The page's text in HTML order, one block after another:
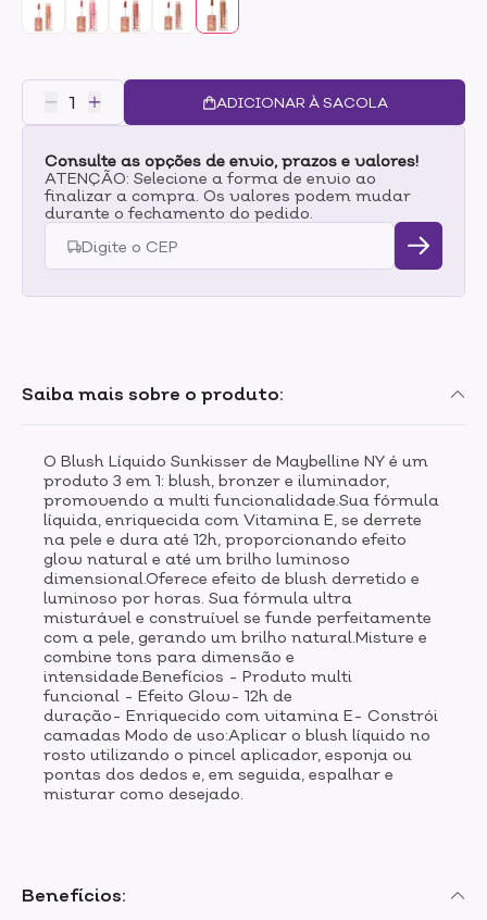
e dura até 12h, proporcionando efeito glow natural
e até um brilho luminoso dimensional.Oferece efeito de
ultra misturável e construível se funde perfeitamente
com a pele, gerando um brilho natural.Misture e
combine tons para dimensão e
Efeito Glow- 12h de duração- Enriquecido com
vitamina E- Constrói camadas Modo de uso:Aplicar o
blush líquido no rosto utilizando o pincel aplicador,
esponja ou pontas dos dedos e, em seguida, espalhar e
misturar como desejado.
ADICIONAR À SACOLA
Consulte as opções de envio, prazos e valores!
ATENÇÃO: Selecione a forma de envio ao
finalizar a compra. Os valores podem mudar
durante o fechamento do pedido.
Benefícios:
Saiba mais sobre o produto:
O Blush Líquido Sunkisser de Maybelline NY é um
produto 3 em 1: blush, bronzer e iluminador,
promovendo a multi funcionalidade.Sua fórmula
líquida, enriquecida com Vitamina E, se derrete
na pele e dura até 12h, proporcionando efeito
glow natural e até um brilho luminoso
dimensional.Oferece efeito de blush derretido e
luminoso por horas. Sua fórmula ultra
misturável e construível se funde perfeitamente
com a pele, gerando um brilho natural.Misture e
combine tons para dimensão e
intensidade.Benefícios - Produto multi
funcional - Efeito Glow- 12h de
duração- Enriquecido com vitamina E- Constrói
camadas Modo de uso:Aplicar o blush líquido no
rosto utilizando o pincel aplicador, esponja ou
pontas dos dedos e, em seguida, espalhar e
misturar como desejado.